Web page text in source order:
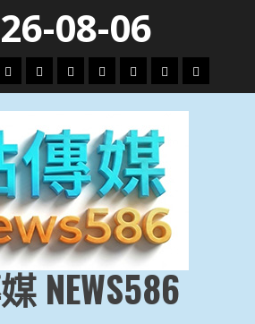
08-06
文
教.
技
專
題
娛
樂
劇
政
治
國
際
運
動
生
活
NEWS586